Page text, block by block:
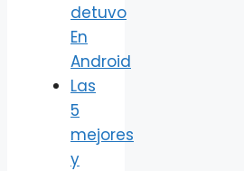
detuvo
En
Android
Las
5
mejores
y